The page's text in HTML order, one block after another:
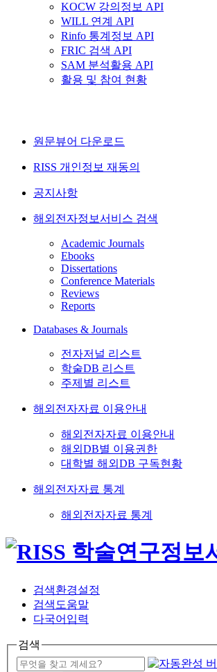
KOCW 강의정보 API
WILL 연계 API
Rinfo 통계정보 API
FRIC 검색 API
SAM 분석활용 API
활용 및 참여 현황
원문뷰어 다운로드
RISS 개인정보 재동의
공지사항
해외전자정보서비스 검색
Academic Journals
Ebooks
Dissertations
Conference Materials
Reviews
Reports
Databases & Journals
전자저널 리스트
학술DB 리스트
주제별 리스트
해외전자자료 이용안내
해외전자자료 이용안내
해외DB별 이용권한
대학별 해외DB 구독현황
해외전자자료 통계
해외전자자료 통계
검색환경설정
검색도움말
다국어입력
검색